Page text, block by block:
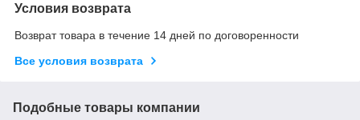
Условия возврата
Возврат товара в течение 14 дней по договоренности
Все условия возврата
Подобные товары компании